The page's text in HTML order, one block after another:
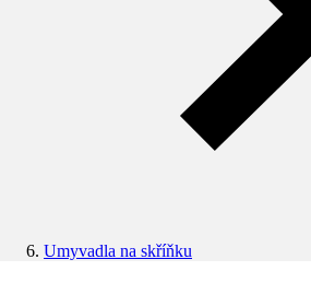
Umyvadla na skříňku